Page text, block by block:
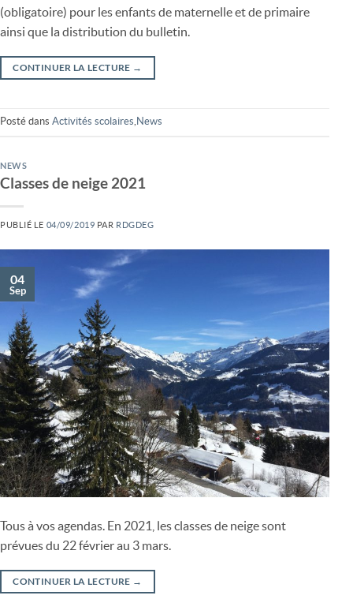
(obligatoire) pour les enfants de maternelle et de primaire
ainsi que la distribution du bulletin.
CONTINUER LA LECTURE →
Posté dans Activités scolaires News
NEWS
Classes de neige 2021
PUBLIÉ LE 04/09/2019 PAR RDGDEG
04
Sep
Tous à vos agendas. En 2021, les classes de neige sont
prévues du 22 février au 3 mars.
CONTINUER LA LECTURE →